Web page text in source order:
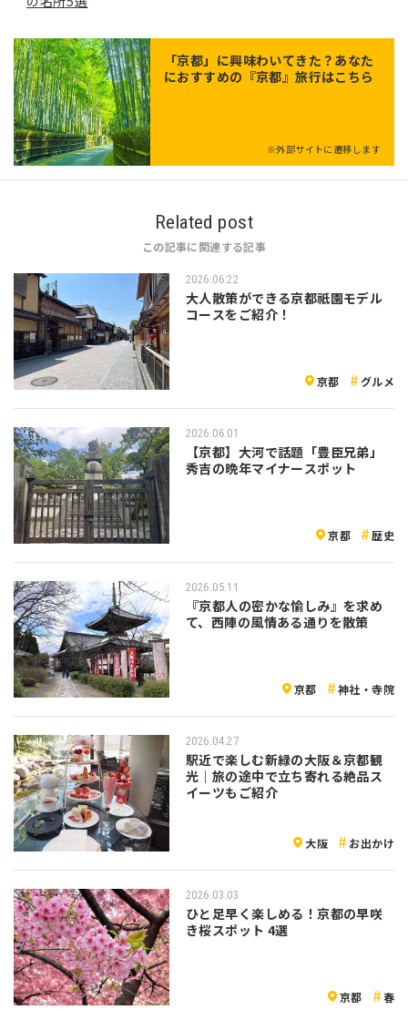
「京都」に興味わいてきた？あなた
におすすめの『京都』旅行はこちら
※外部サイトに遷移します
Related post
この記事に関連する記事
2026.06.22
大人散策ができる京都祇園モデル
コースをご紹介！
京都 グルメ
2026.06.01
【京都】大河で話題「豊臣兄弟」
秀吉の晩年マイナースポット
京都 歴史
2026.05.11
『京都人の密かな愉しみ』を求め
て、西陣の風情ある通りを散策
京都 神社・寺院
2026.04.27
駅近で楽しむ新緑の大阪＆京都観
光｜旅の途中で立ち寄れる絶品ス
イーツもご紹介
大阪 お出かけ
2026.03.03
ひと足早く楽しめる！京都の早咲
き桜スポット 4選
京都 春